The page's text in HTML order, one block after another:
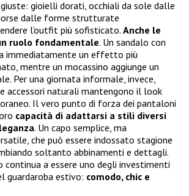
gioielli dorati, occhiali da sole dalle
dalle forme strutturate
l’outfit più sofisticato. Anche le
ruolo fondamentale. Un sandalo con
immediatamente un effetto più
mentre un mocassino aggiunge un
Per una giornata informale, invece,
accessori naturali mantengono il look
Il vero punto di forza dei pantaloni
capacità di adattarsi a stili diversi
. Un capo semplice, ma
che può essere indossato stagione
soltanto abbinamenti e dettagli.
continua a essere uno degli investimenti
guardaroba estivo: comodo, chic e